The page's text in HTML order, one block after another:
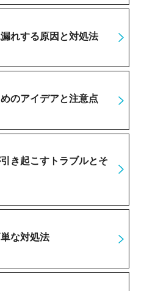
れする原因と対処法
のアイデアと注意点
き起こすトラブルとそ
な対処法